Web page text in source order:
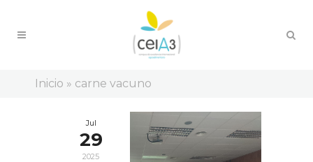
Inicio » carne vacuno
Jul
29
2025